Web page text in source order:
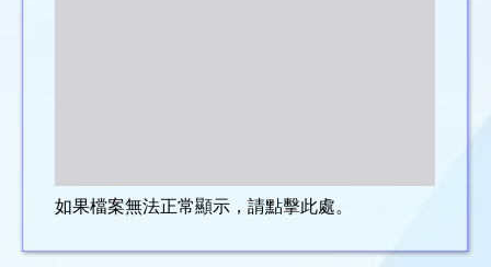
如果檔案無法正常顯示，請點擊此處。